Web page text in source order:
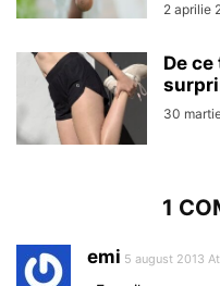
2 aprilie
De
30
1
emi 5 august 2013